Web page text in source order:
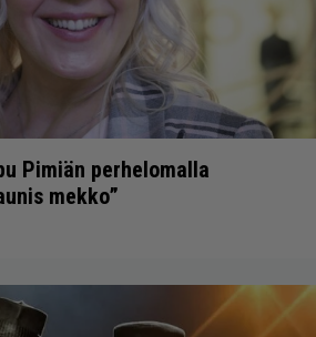
Pimiän perhelomalla
mekko”